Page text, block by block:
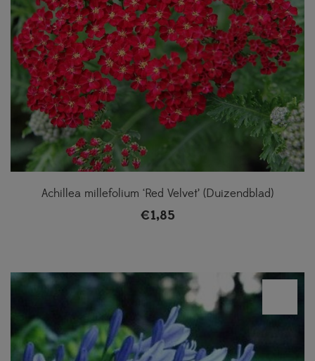
Achillea millefolium ‘Red Velvet’ (Duizendblad)
€1,85